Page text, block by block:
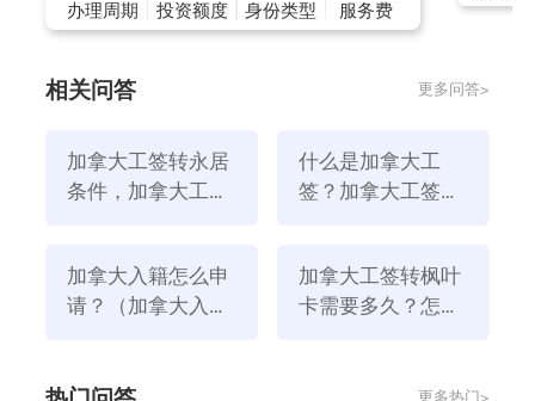
级管理人员以及个人所有人。随着对中国情况的深入了
者。
律师，医生和其他专业人员开放。
办理周期 投资额度 身份类型 服务费
相关问答 更多问答>
加拿大工签转永居
条件，加拿大工签
什么是加拿大工
签？加拿大工签转
加拿大入籍怎么申
请？（加拿大入籍
加拿大工签转枫叶
卡需要多久？怎样
更多热门>